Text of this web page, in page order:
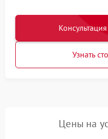
Узнать
Цены на